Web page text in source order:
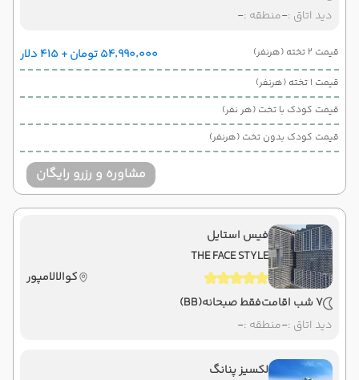
دید اتاق :-منطقه :-
قیمت 2 تخته (هرنفر) ۵۴٬۹۹۰٬۰۰۰ تومان + ۴۱۵ دلار
قیمت 1 تخته (هرنفر)
قیمت کودک با تخت (هر نفر)
قیمت کودک بدون تخت (هرنفر)
مشاوره و رزرو رایگان
فیس استایل
THE FACE STYLE
کوالالامپور
7 شب اقامت
فقط صبحانه(BB)
دید اتاق :-منطقه :-
لکسیز پنانگ